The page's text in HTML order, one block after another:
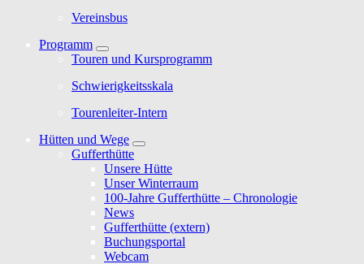
Vereinsbus
Programm
Touren und Kursprogramm
Schwierigkeitsskala
Tourenleiter-Intern
Hütten und Wege
Gufferthütte
Unsere Hütte
Unser Winterraum
100-Jahre Gufferthütte – Chronologie
News
Gufferthütte (extern)
Buchungsportal
Webcam